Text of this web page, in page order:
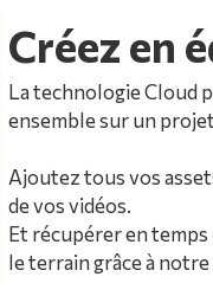
Créez en
La technologie Cloud
ensemble sur un
Ajoutez tous vos
de vos vidéos.
Et récupérer en
le terrain grâce à